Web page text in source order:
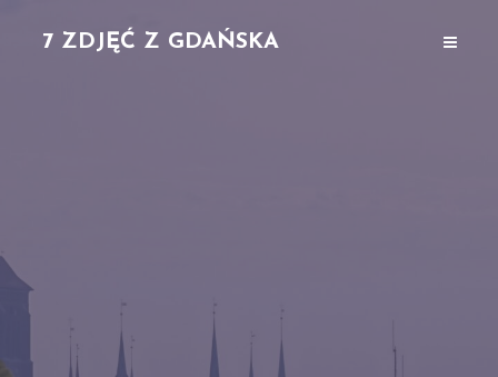
7 ZDJĘĆ Z GDAŃSKA